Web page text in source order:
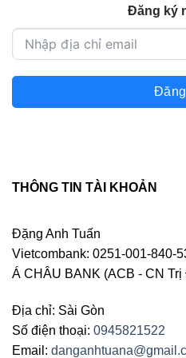
Đăng ký
THÔNG TIN TÀI KHOẢN
Đặng Anh Tuấn
Vietcombank: 0251-001-840-
Á CHÂU BANK (ACB - CN
Địa chỉ: Sài Gòn
Số điện thoại: 0945821522
Email: